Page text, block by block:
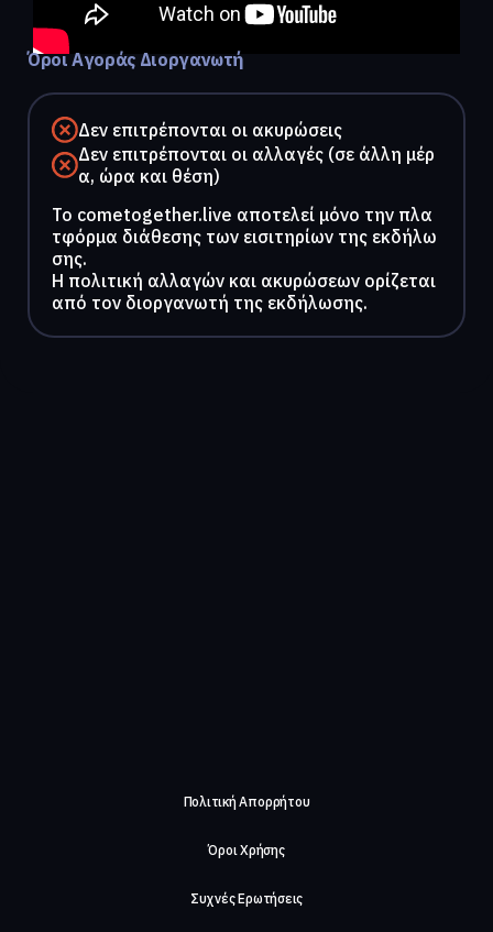
Όροι Αγοράς Διοργανωτή
Δεν επιτρέπονται οι ακυρώσεις
Δεν επιτρέπονται οι αλλαγές (σε άλλη μέρ
α, ώρα και θέση)
To cometogether.live αποτελεί μόνο την πλα
τφόρμα διάθεσης των εισιτηρίων της εκδήλω
σης.
Η πολιτική αλλαγών και ακυρώσεων ορίζεται
από τον διοργανωτή της εκδήλωσης.
Πολιτική Απορρήτου
Όροι Χρήσης
Συχνές Ερωτήσεις